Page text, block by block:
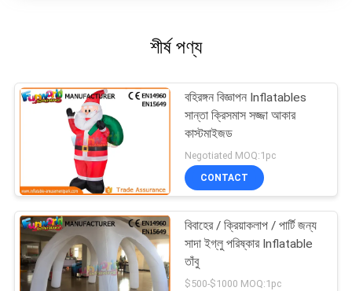
শীর্ষ পণ্য
বহিরঙ্গন বিজ্ঞাপন Inflatables
সান্তা ক্রিসমাস সজ্জা আকার
কাস্টমাইজড
Negotiated MOQ:1pc
CONTACT
বিবাহের / ক্রিয়াকলাপ / পার্টি জন্য
সাদা ইগ্লু পরিষ্কার Inflatable
তাঁবু
$500-$1000 MOQ:1pc